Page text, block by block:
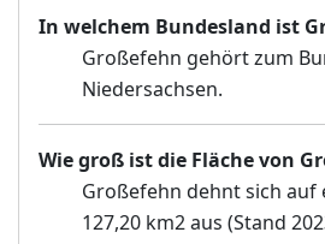
In welchem Bundesland ist
Großefehn gehört zum
Niedersachsen.
Wie groß ist die Fläche von
Großefehn dehnt sich auf
127,20 km2 aus (Stand